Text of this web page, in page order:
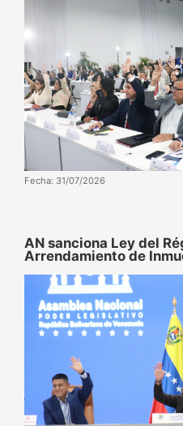
Fecha: 31/07/2026
AN sanciona Ley del
Arrendamiento de